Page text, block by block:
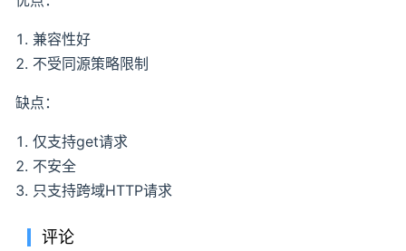
兼容性好
不受同源策略限制
缺点：
仅支持get请求
不安全
只支持跨域HTTP请求
评论